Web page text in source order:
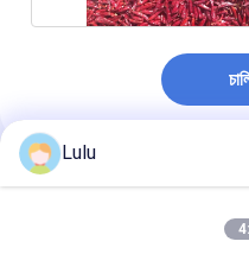
প্রস্তাবিত পণ্য
Lulu